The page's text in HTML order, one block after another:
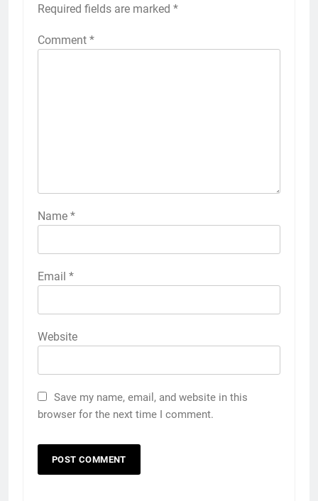
Required fields are marked *
Comment *
Name *
Email *
Website
Save my name, email, and website in this
browser for the next time I comment.